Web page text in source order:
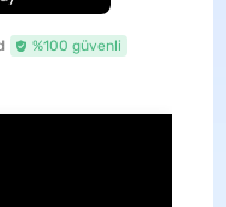
%100 güvenli